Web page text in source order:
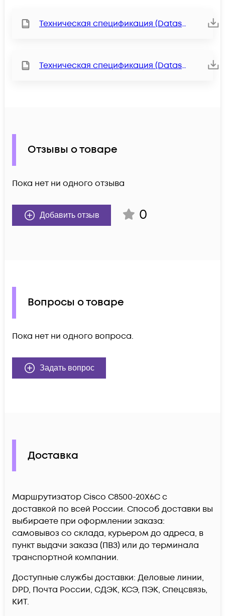
Техническая спецификация (Datasheet)
Техническая спецификация (Datasheet)
Отзывы о товаре
Пока нет ни одного отзыва
Добавить отзыв 0
Вопросы о товаре
Пока нет ни одного вопроса.
Задать вопрос
Доставка
Маршрутизатор Cisco C8500-20X6C c
доставкой по всей России. Способ доставки вы
выбираете при оформлении заказа:
самовывоз со склада, курьером до адреса, в
пункт выдачи заказа (ПВЗ) или до терминала
транспортной компании.
Доступные службы доставки: Деловые линии,
DPD, Почта России, СДЭК, КСЭ, ПЭК, Спецсвязь,
КИТ.